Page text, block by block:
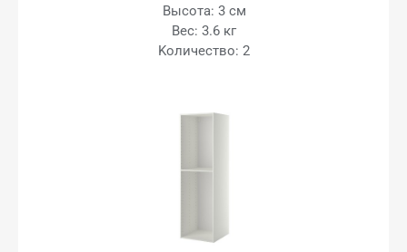
Высота: 3 см
Вес: 3.6 кг
Kоличество: 2